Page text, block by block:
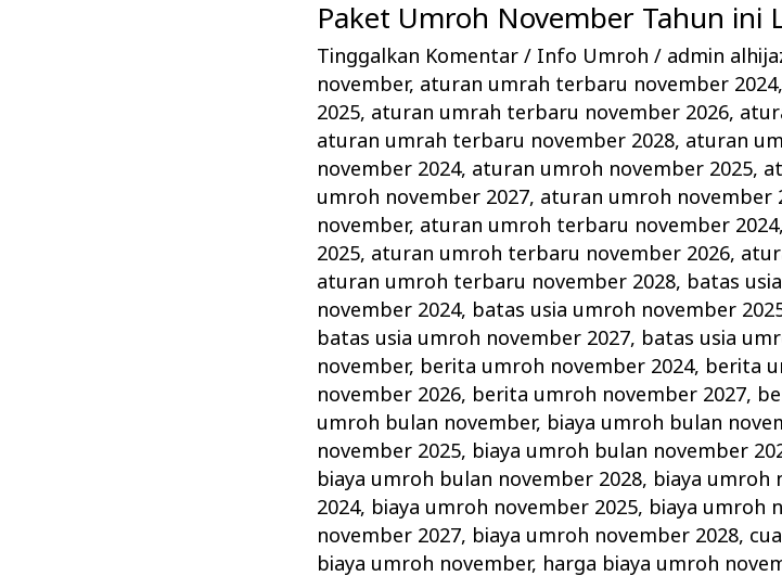
Paket Umroh November Tahun ini
Tinggalkan Komentar / Info Umroh / admin
november, aturan umrah terbaru november 2024,
2025, aturan umrah terbaru november 2026,
aturan umrah terbaru november 2028, aturan
november 2024, aturan umroh november 2025,
umroh november 2027, aturan umroh november
november, aturan umroh terbaru november 2024,
2025, aturan umroh terbaru november 2026,
aturan umroh terbaru november 2028, batas
november 2024, batas usia umroh november
batas usia umroh november 2027, batas usia
november, berita umroh november 2024, berita
november 2026, berita umroh november 2027,
umroh bulan november, biaya umroh bulan
november 2025, biaya umroh bulan november
biaya umroh bulan november 2028, biaya umroh
2024, biaya umroh november 2025, biaya umroh
november 2027, biaya umroh november 2028,
biaya umroh november, harga biaya umroh
Paket
Umroh
November
Tahun
ini
Lengkap
Alhijaz
Indowisata